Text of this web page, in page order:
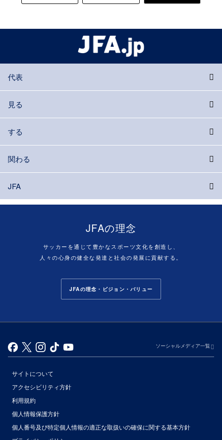
代表
見る
する
関わる
JFA
JFAの理念
サッカーを通じて豊かなスポーツ文化を創造し、
人々の心身の健全な発達と社会の発展に貢献する。
JFAの理念・ビジョン・バリュー
ソーシャルメディア一覧
サイトについて
アクセシビリティ方針
利用規約
個人情報保護方針
個人番号及び特定個人情報の適正な取扱いの確保に関する基本方針